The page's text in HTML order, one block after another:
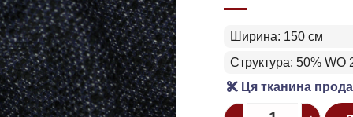
Ширина: 150 см
Структура: 50% WO
Ця тканина
Quantity